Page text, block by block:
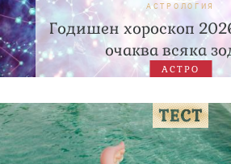
АСТРОЛОГИЯ
Годишен хороскоп
очаква всяка
АСТРО